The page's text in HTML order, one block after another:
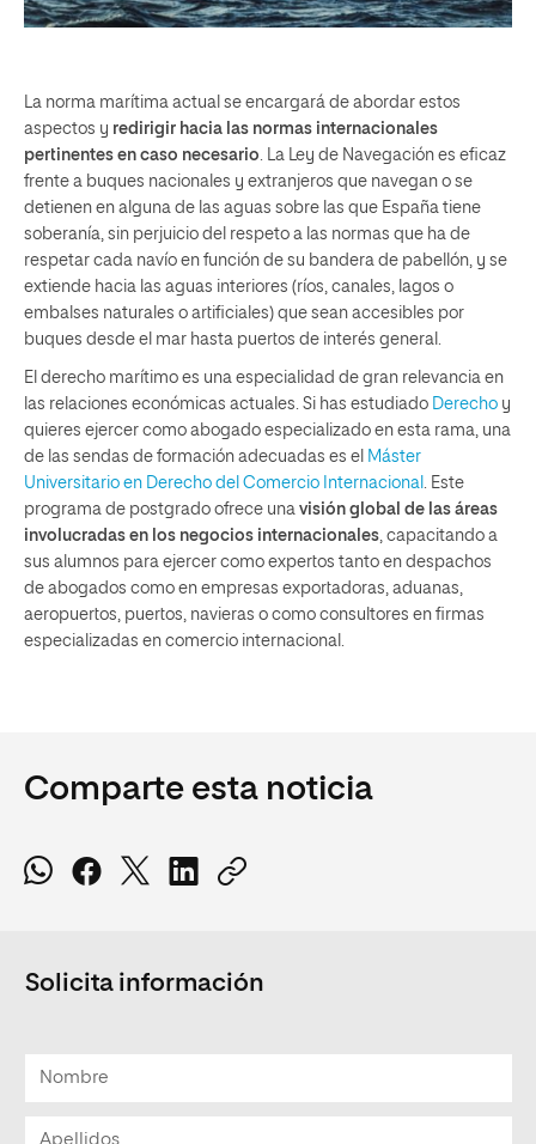
La norma marítima actual se encargará de abordar estos
aspectos y redirigir hacia las normas internacionales
pertinentes en caso necesario. La Ley de Navegación es eficaz
frente a buques nacionales y extranjeros que navegan o se
detienen en alguna de las aguas sobre las que España tiene
soberanía, sin perjuicio del respeto a las normas que ha de
respetar cada navío en función de su bandera de pabellón, y se
extiende hacia las aguas interiores (ríos, canales, lagos o
embalses naturales o artificiales) que sean accesibles por
buques desde el mar hasta puertos de interés general.
El derecho marítimo es una especialidad de gran relevancia en
las relaciones económicas actuales. Si has estudiado Derecho y
quieres ejercer como abogado especializado en esta rama, una
de las sendas de formación adecuadas es el Máster
Universitario en Derecho del Comercio Internacional . Este
programa de postgrado ofrece una visión global de las áreas
involucradas en los negocios internacionales, capacitando a
sus alumnos para ejercer como expertos tanto en despachos
de abogados como en empresas exportadoras, aduanas,
aeropuertos, puertos, navieras o como consultores en firmas
especializadas en comercio internacional.
Comparte esta noticia
Solicita información